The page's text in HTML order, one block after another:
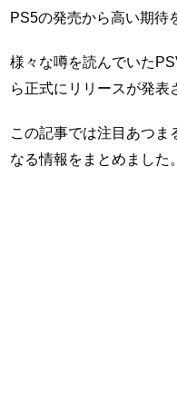
PS5の発売から高い期待
様々な噂を読んでいた
ら正式にリリースが発表
この記事では注目あつま
なる情報をまとめました。